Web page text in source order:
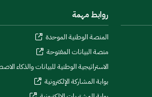
روابط مهمة
المنصة الوطنية الموحدة
منصة البيانات المفتوحة
الاستراتيجية الوطنية للبيانات والذكاء
بوابة المشاركة الإلكترونية